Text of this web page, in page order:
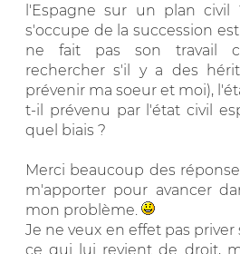
l'Espagne sur un plan
s'occupe de la succession
ne fait pas son travail
rechercher s'il y a des
prévenir ma soeur et moi),
t-il prévenu par l'état civil
quel biais ?
Merci beaucoup des
m'apporter pour avancer
mon problème.
Je ne veux en effet pas
ce qui lui revient de droit,